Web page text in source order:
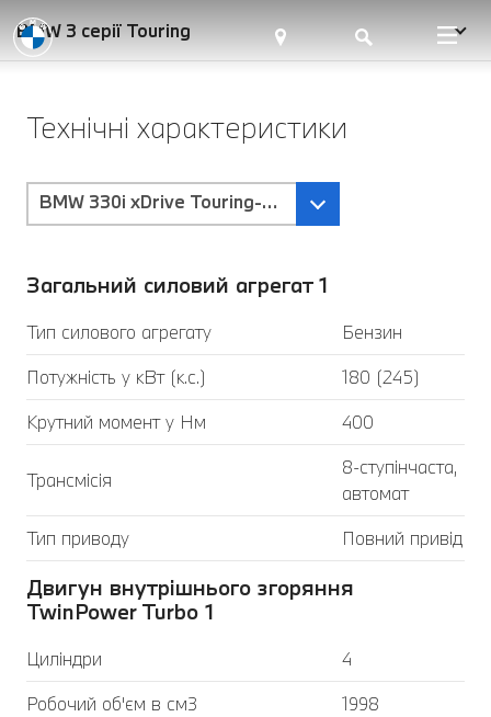
BMW 3 серії Touring
Технічні характеристики
BMW 330i xDrive Touring-Трансмісія Steptronic
Загальний силовий агрегат 1
Тип силового агрегату
Бензин
Потужність у кВт (к.с.)
180 (245)
Крутний момент у Нм
400
Трансмісія
8-ступінчаста,
автомат
Тип приводу
Повний привід
Двигун внутрішнього згоряння
TwinPower Turbo 1
Циліндри
4
Робочий об'єм в см3
1998